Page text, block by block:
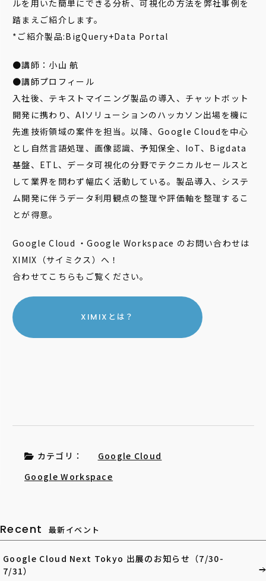
ルを用いた簡単にできる分析、可視化の方法を弊社事例を
踏まえご紹介します。
*ご紹介製品:BigQuery+Data Portal
●講師：小山 航
●講師プロフィール
入社後、テキストマイニング製品の導入、チャットボット
開発に携わり、AIソリューションのハッカソン出場を機に
先進技術領域の案件を担当。以降、Google Cloudを中心
とし自然言語処理、画像認識、予知保全、IoT、Bigdata
基盤、ETL、データ可視化の分野でテクニカルセールスと
して業界を問わず幅広く活動している。製品導入、システ
ム開発に伴うデータ利用観点の整理や評価軸を整理するこ
とが得意。
Google Cloud ・Google Workspace のお問い合わせは
XIMIX（サイミクス）へ！
合わせてこちらもご覧ください。
XIMIXとは？
カテゴリ：
Google Cloud
Google Workspace
Recent 最新イベント
Google Cloud Next Tokyo 出展のお知らせ（7/30-
7/31）